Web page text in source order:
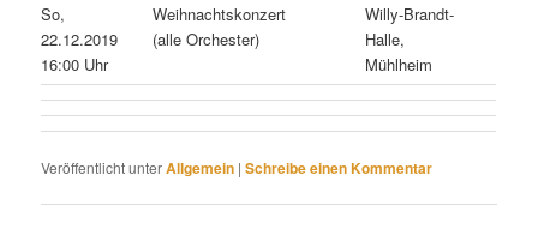
So,
22.12.2019
16:00 Uhr
Weihnachtskonzert
(alle Orchester)
Willy-Brandt-
Halle,
Mühlheim
Veröffentlicht unterAllgemein |Schreibe einen Kommentar